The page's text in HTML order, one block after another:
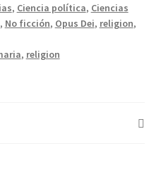
, Ciencia política, Ciencias
, No ficción, Opus Dei, religion,
, religion